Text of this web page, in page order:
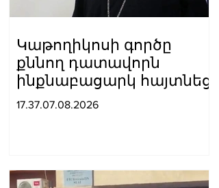
Կաթողիկոսի գործը
քննող դատավորն
ինքնաբացարկ հայտնեց
17.37.07.08.2026